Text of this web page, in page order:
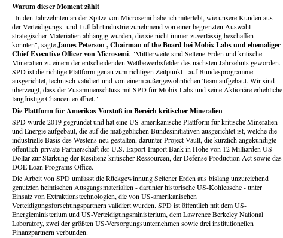
Warum dieser Moment zählt
"In den Jahrzehnten an der Spitze von Microsemi habe ich miterlebt, wie unsere Kunden aus
der Verteidigungs- und Luftfahrtindustrie zunehmend von einer begrenzten Auswahl
strategischer Materialien abhängig wurden, die sie nicht immer zuverlässig beschaffen
konnten", sagteJames Peterson, Chairman of the Board bei Mobix Labs und ehemaliger
Chief Executive Officer von Microsemi. "Mittlerweile sind Seltene Erden und kritische
Mineralien zu einem der entscheidenden Wettbewerbsfelder des nächsten Jahrzehnts geworden.
SPD ist die richtige Plattform genau zum richtigen Zeitpunkt - auf Bundesprogramme
ausgerichtet, technisch validiert und von einem außergewöhnlichen Team aufgebaut. Wir sind
überzeugt, dass der Zusammenschluss mit SPD für Mobix Labs und seine Aktionäre erhebliche
langfristige Chancen eröffnet."
Die Plattform für Amerikas Vorstoß im Bereich kritischer Mineralien
SPD wurde 2019 gegründet und hat eine US-amerikanische Plattform für kritische Mineralien
und Energie aufgebaut, die auf die maßgeblichen Bundesinitiativen ausgerichtet ist, welche die
industrielle Basis des Westens neu gestalten, darunter Project Vault, die kürzlich angekündigte
öffentlich-private Partnerschaft der U.S. Export-Import Bank in Höhe von 12 Milliarden US-
Dollar zur Stärkung der Resilienz kritischer Ressourcen, der Defense Production Act sowie das
DOE Loan Programs Office.
Die Arbeit von SPD umfasst die Rückgewinnung Seltener Erden aus bislang unzureichend
genutzten heimischen Ausgangsmaterialien - darunter historische US-Kohleasche - unter
Einsatz von Extraktionstechnologien, die von US-amerikanischen
Verteidigungsforschungspartnern validiert wurden. SPD ist öffentlich mit dem US-
Energieministerium und US-Verteidigungsministerium, dem Lawrence Berkeley National
Laboratory, zwei der größten US-Versorgungsunternehmen sowie drei institutionellen
Finanzpartnern verbunden.